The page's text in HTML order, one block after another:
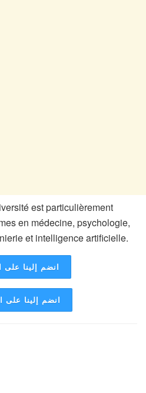
est particulièrement
en médecine, psychologie,
et intelligence artificielle.
انضم إلينا على
انضم إلينا على